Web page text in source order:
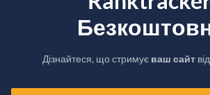
Дізнайтеся, що стримує ваш сайт